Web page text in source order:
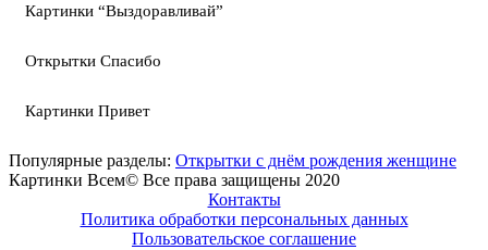
Картинки “Выздоравливай”
Открытки Спасибо
Картинки Привет
Популярные разделы: Открытки с днём рождения женщине
Картинки Всем© Все права защищены 2020
Контакты
Политика обработки персональных данных
Пользовательское соглашение